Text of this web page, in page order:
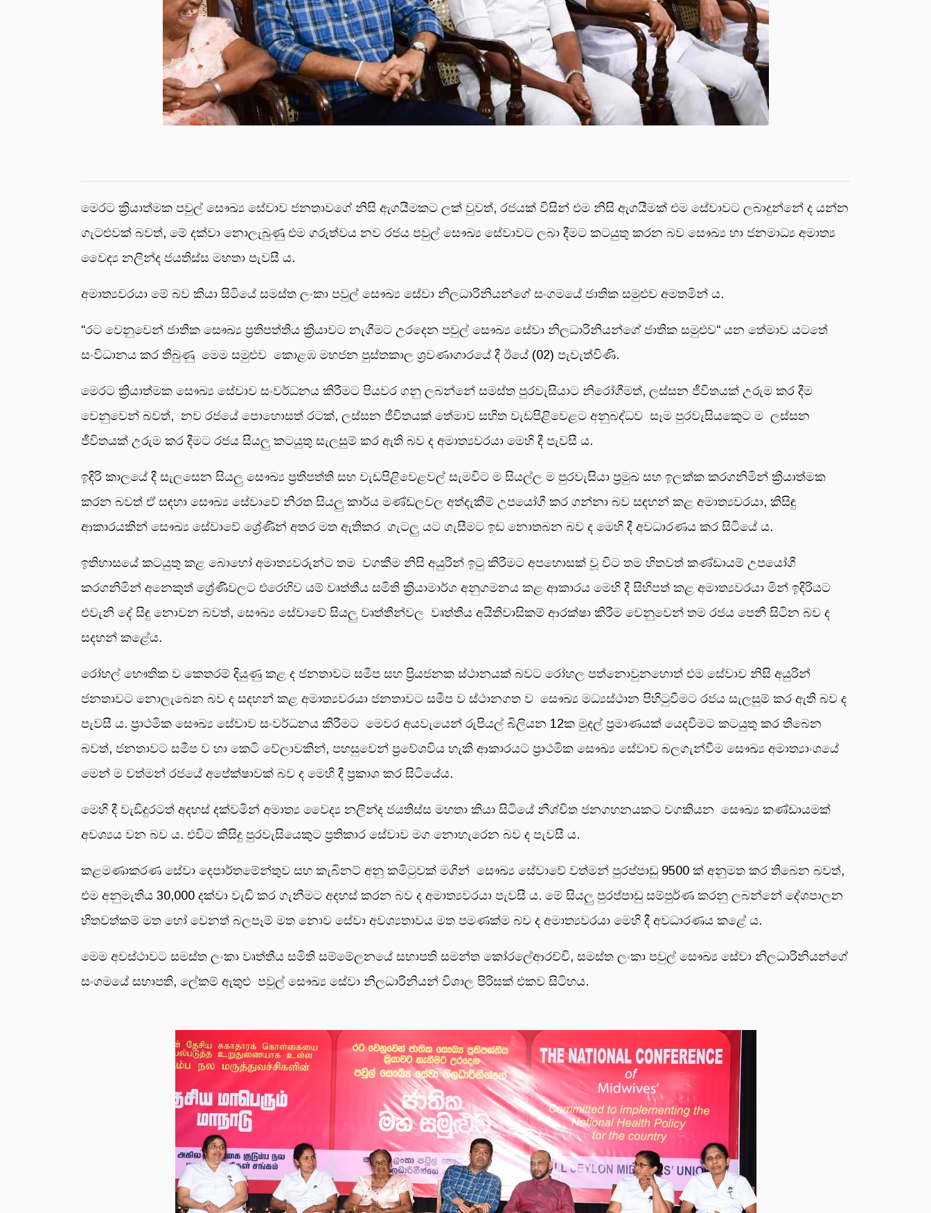
මෙරට ක්‍රියාත්මක පවුල් සෞඛ්‍ය සේවාව ජනතාවගේ නිසි ඇගයීමකට ලක් වුවත්, රජයක් විසින් එම නිසි ඇගයීමක් එම සේවාවට ලබාදුන්නේ ද යන්න
ගැටළුවක් බවත්, මේ දක්වා නොලැබුණු එම ගරුත්වය නව රජය පවුල් සෞඛ්‍ය සේවාවට ලබා දීමට කටයුතු කරන බව සෞඛ්‍ය හා ජනමාධ්‍ය අමාත්‍ය
වෛද්‍ය නලින්ද ජයතිස්ස මහතා පැවසී ය.
අමාත්‍යවරයා මේ බව කියා සිටියේ සමස්ත ලංකා පවුල් සෞඛ්‍ය සේවා නිලධාරිනියන්ගේ සංගමයේ ජාතික සමුළුව අමතමින් ය.
“රට වෙනුවෙන් ජාතික සෞඛ්‍ය ප්‍රතිපත්තිය ක්‍රියාවට නැගීමට උරදෙන පවුල් සෞඛ්‍ය සේවා නිලධාරිනියන්ගේ ජාතික සමුළුව“ යන තේමාව යටතේ
සංවිධානය කර තිබුණු මෙම සමුළුව කොළඹ මහජන පුස්තකාල ශ්‍රවණාගාරයේ දී ඊයේ (02) පැවැත්විණි.
මෙරට ක්‍රියාත්මක සෞඛ්‍ය සේවාව සංවර්ධනය කිරීමට පියවර ගනු ලබන්නේ සමස්ත පුරවැසියාට නිරෝගීමත්, ලස්සන ජීවිතයක් උරුම කර දීම
වෙනුවෙන් බවත්, නව රජයේ පොහොසත් රටක්, ලස්සන ජීවිතයක් තේමාව සහිත වැඩපිළිවෙළට අනුබද්ධව සෑම පුරවැසියකෙුට ම ලස්සන
ජීවිතයක් උරුම කර දීමට රජය සියලු කටයුතු සැලසුම් කර ඇති බව ද අමාත්‍යවරයා මෙහි දී පැවසී ය.
ඉදිරි කාලයේ දී සැලසෙන සියලු සෞඛ්‍ය ප්‍රතිපත්ති සහ වැඩපිළිවෙළවල් සැමවිට ම සියල්ල ම පුරවැසියා ප්‍රමුඛ සහ ඉලක්ක කරගනිමින් ක්‍රියාත්මක
කරන බවත් ඒ සඳහා සෞඛ්‍ය සේවාවේ නිරත සියලු කාර්ය මණ්ඩලවල අත්දැකීම් උපයෝගී කර ගන්නා බව සඳහන් කළ අමාත්‍යවරයා, කිසිඳු
ආකාරයකින් සෞඛ්‍ය සේවාවේ ශ්‍රේණින් අතර මත ඇතිකර ගැටලු යට ගැසීමට ඉඩ නොතබන බව ද මෙහි දී අවධාරණය කර සිටියේ ය.
ඉතිහාසයේ කටයුතු කළ බොහෝ අමාත්‍යවරුන්ට තම වගකීම නිසි අයුරින් ඉටු කිරීමට අපහොසක් වූ විට තම හිතවත් කණ්ඩායම් උපයෝගී
කරගනිමින් අනෙකුත් ශ්‍රේණිවලට එරෙහිව යම් වෘත්තීය සමිති ක්‍රියාමාර්ග අනුගමනය කළ ආකාරය මෙහි දී සිහිපත් කළ අමාත්‍යවරයා මින් ඉදිරියට
එවැනි දේ සිඳු නොවන බවත්, සෞඛ්‍ය සේවාවේ සියලු වෘත්තීන්වල වෘත්තීය අයිතිවාසිකම් ආරක්ෂා කිරීම වෙනුවෙන් තම රජය පෙනී සිටින බව ද
සදහන් කළේය.
රෝහල් භෞතික ව කෙතරම් දියුණු කළ ද ජනතාවට සමීප සහ ප්‍රියජනක ස්ථානයක් බවට රෝහල පත්නොවුනහොත් එම සේවාව නිසි අයුරින්
ජනතාවට නොලැබෙන බව ද සදහන් කළ අමාත්‍යවරයා ජනතාවට සමීප ව ස්ථානගත ව සෞඛ්‍ය මධ්‍යස්ථාන පිහිටුවීමට රජය සැලසුම් කර ඇති බව ද
පැවසී ය. ප්‍රාථමික සෞඛ්‍ය සේවාව සංවර්ධනය කිරීමට මෙවර අයවැයෙන් රුපියල් බිලියන 12ක මුදල් ප්‍රමාණයක් යෙදවීමට කටයුතු කර තිබෙන
බවත්, ජනතාවට සමීප ව හා කෙටි වේලාවකින්, පහසුවෙන් ප්‍රවේශවිය හැකි ආකාරයට ප්‍රාථමික සෞඛ්‍ය සේවාව බලගැන්වීම සෞඛ්‍ය අමාත්‍යාංශයේ
මෙන් ම වත්මන් රජයේ අපේක්ෂාවක් බව ද මෙහි දී ප්‍රකාශ කර සිටියේය.
මෙහි දී වැඩිදුරටත් අදහස් දක්වමින් අමාත්‍ය වෛද්‍ය නලින්ද ජයතිස්ස මහතා කියා සිටියේ නිශ්චිත ජනගහනයකට වගකියන සෞඛ්‍ය කණ්ඩායමක්
අවශ්‍යය වන බව ය. එවිට කිසිදු පුරවැසියෙකුට ප්‍රතිකාර සේවාව මග නොහැරෙන බව ද පැවසී ය.
කළමණාකරණ සේවා දෙපාර්තමේන්තුව සහ කැබිනට් අනු කමිටුවක් මගින් සෞඛ්‍ය සේවාවේ වත්මන් පුරප්පාඩු 9500 ක් අනුමත කර තිබෙන බවත්,
එම අනුමැතිය 30,000 දක්වා වැඩි කර ගැනීමට අදහස් කරන බව ද අමාත්‍යවරයා පැවසී ය. මේ සියලු පුරප්පාඩු සම්පුර්ණ කරනු ලබන්නේ දේශපාලන
හිතවත්කම් මත හෝ වෙනත් බලපෑම් මත නොව සේවා අවශ්‍යතාවය මත පමණක්ම බව ද අමාත්‍යවරයා මෙහි දී අවධාරණය කළේ ය.
මෙම අවස්ථාවට සමස්ත ලංකා වෘත්තීය සමිති සම්මේලනයේ සභාපති සමන්ත කෝරලේආරච්චි, සමස්ත ලංකා පවුල් සෞඛ්‍ය සේවා නිලධාරිනියන්ගේ
සංගමයේ සභාපති, ලේකම් ඇතුළු පවුල් සෞඛ්‍ය සේවා නිලධාරිනියන් විශාල පිරිසක් එකව සිටිහය.